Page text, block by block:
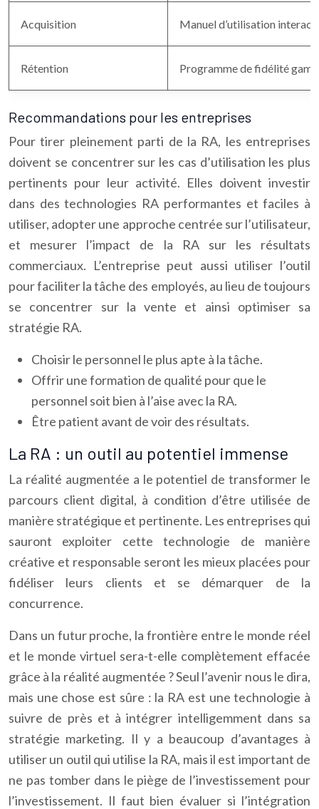
Acquisition Manuel d’utilisation
Rétention Programme de fidélité
Recommandations pour les entreprises
Pour tirer pleinement parti de la RA, les entreprises
doivent se concentrer sur les cas d’utilisation les plus
pertinents pour leur activité. Elles doivent investir
dans des technologies RA performantes et faciles à
utiliser, adopter une approche centrée sur l’utilisateur,
et mesurer l’impact de la RA sur les résultats
commerciaux. L’entreprise peut aussi utiliser l’outil
pour faciliter la tâche des employés, au lieu de toujours
se concentrer sur la vente et ainsi optimiser sa
stratégie RA.
Choisir le personnel le plus apte à la tâche.
Offrir une formation de qualité pour que le
personnel soit bien à l’aise avec la RA.
Être patient avant de voir des résultats.
La RA : un outil au potentiel immense
La réalité augmentée a le potentiel de transformer le
parcours client digital, à condition d’être utilisée de
manière stratégique et pertinente. Les entreprises qui
sauront exploiter cette technologie de manière
créative et responsable seront les mieux placées pour
fidéliser leurs clients et se démarquer de la
concurrence.
Dans un futur proche, la frontière entre le monde réel
et le monde virtuel sera-t-elle complètement effacée
grâce à la réalité augmentée ? Seul l’avenir nous le dira,
mais une chose est sûre : la RA est une technologie à
suivre de près et à intégrer intelligemment dans sa
stratégie marketing. Il y a beaucoup d’avantages à
utiliser un outil qui utilise la RA, mais il est important de
ne pas tomber dans le piège de l’investissement pour
l’investissement. Il faut bien évaluer si l’intégration